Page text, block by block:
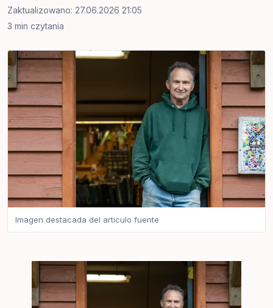
Zaktualizowano: 27.06.2026 21:05
3 min czytania
Imagen destacada del articulo fuente